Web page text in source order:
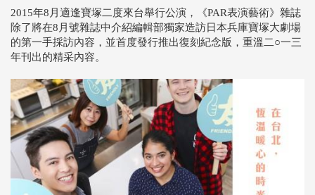
2015年8月適逢寶塚二度來台舉行公演，《PAR表演藝術》雜誌
除了將在8月號雜誌中介紹編輯部獨家造訪日本兵庫寶塚大劇場
的第一手採訪內容，並首度發行推出復刻紀念版，重溫二○一三
年刊出的精采內容。